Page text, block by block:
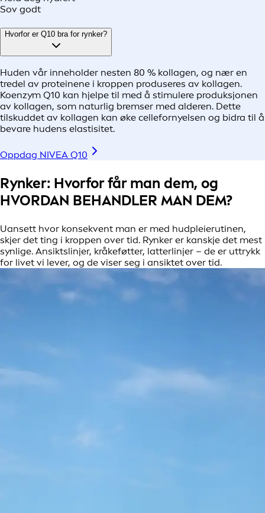
Sov godt
Hvorfor er Q10 bra for rynker?
Huden vår inneholder nesten 80 % kollagen, og nær en
tredel av proteinene i kroppen produseres av kollagen.
Koenzym Q10 kan hjelpe til med å stimulere produksjonen
av kollagen, som naturlig bremser med alderen. Dette
tilskuddet av kollagen kan øke cellefornyelsen og bidra til å
bevare hudens elastisitet.
Oppdag NIVEA Q10
Rynker: Hvorfor får man dem, og
HVORDAN BEHANDLER MAN DEM?
Uansett hvor konsekvent man er med hudpleierutinen,
skjer det ting i kroppen over tid. Rynker er kanskje det mest
synlige. Ansiktslinjer, kråkeføtter, latterlinjer – de er uttrykk
for livet vi lever, og de viser seg i ansiktet over tid.